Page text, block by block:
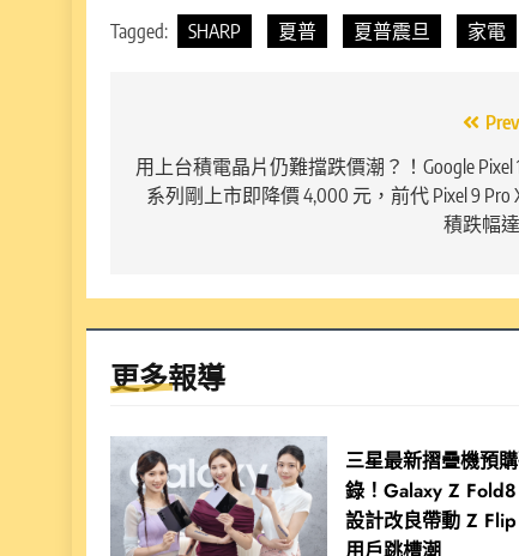
Tagged: SHARP 夏普 夏普震旦 家電
章
導
用上台積電晶片仍難擋跌價潮？！Google Pixel
系列剛上市即降價 4,000 元，前代 Pixel 9 Pro
積跌幅
更多報導
三星最新摺疊機預
錄！Galaxy Z
設計改良帶動 Z